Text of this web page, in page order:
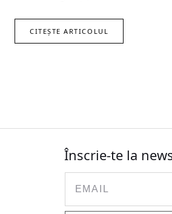
CITEȘTE ARTICOLUL
Înscrie-te la